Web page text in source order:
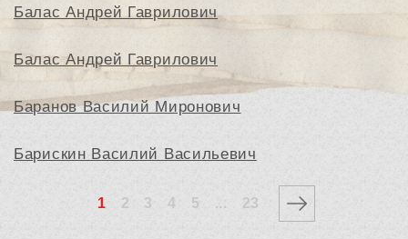
Балас Андрей Гаврилович
Балас Андрей Гаврилович
Баранов Василий Миронович
Барискин Василий Васильевич
1 2 3 4 5 ... 23